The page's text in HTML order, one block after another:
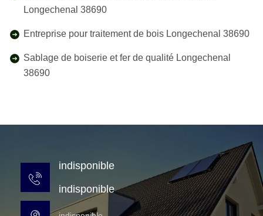
Longechenal 38690
Entreprise pour traitement de bois Longechenal 38690
Sablage de boiserie et fer de qualité Longechenal
38690
indisponible
indisponible